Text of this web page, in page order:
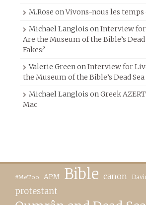
M.Rose onVivons-nous les temps
Michael Langlois onInterview for
Are the Museum of the Bible’s
Fakes?
Valerie GreenonInterview for
the Museum of the Bible’s Dead Sea
Michael Langlois onGreek
Mac
#MeToo APM Bible canon
protestant